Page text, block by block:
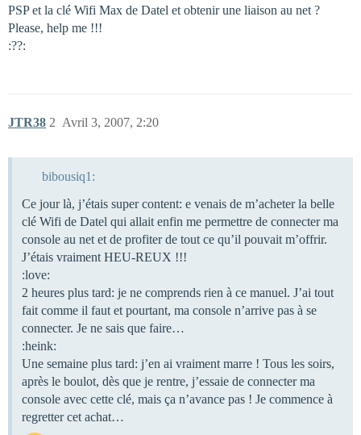
PSP et la clé Wifi Max de Datel et obtenir une liaison au net ?
Please, help me !!!
:??:
JTR38 Avril 3, 2007, 2:20
2
bibousiq1:
Ce jour là, j’étais super content: e venais de m’acheter la belle
clé Wifi de Datel qui allait enfin me permettre de connecter ma
console au net et de profiter de tout ce qu’il pouvait m’offrir.
J’étais vraiment HEU-REUX !!!
:love:
2 heures plus tard: je ne comprends rien à ce manuel. J’ai tout
fait comme il faut et pourtant, ma console n’arrive pas à se
connecter. Je ne sais que faire…
:heink:
Une semaine plus tard: j’en ai vraiment marre ! Tous les soirs,
après le boulot, dès que je rentre, j’essaie de connecter ma
console avec cette clé, mais ça n’avance pas ! Je commence à
regretter cet achat…